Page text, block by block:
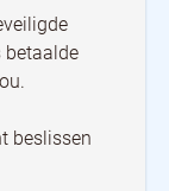
betaalde
beslissen